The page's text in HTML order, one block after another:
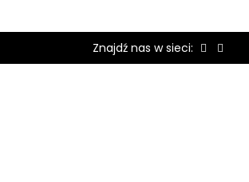
Znajdź nas w sieci: